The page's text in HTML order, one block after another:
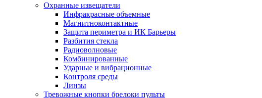
Охранные извещатели
Инфракрасные объемные
Магнитноконтактные
Защита периметра и ИК Барьеры
Разбития стекла
Радиоволновые
Комбинированные
Ударные и вибрационные
Контроля среды
Линзы
Тревожные кнопки брелоки пульты